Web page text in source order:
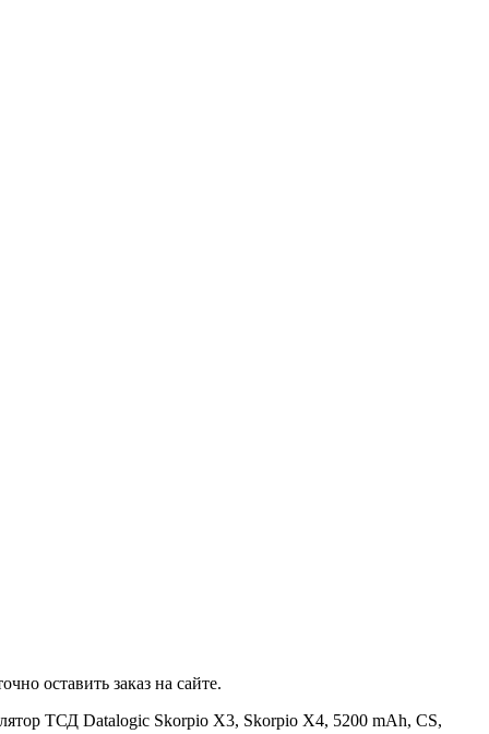
оставить заказ на сайте.
ТСД Datalogic Skorpio X3, Skorpio X4, 5200 mAh, CS,